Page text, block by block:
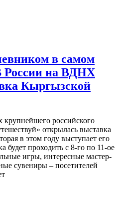
в самом
России на ВДНХ
Кыргызской
российского
открылась выставка
в этом году выступает его
будет проходить с 8-го по 11-ое
игры, интересные мастер-
сувениры – посетителей